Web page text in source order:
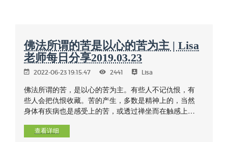
佛法所谓的苦是以心的苦为主 | Lisa
老师每日分享2019.03.23
2022-06-23 19:15:47 2441 Lisa
佛法所谓的苦，是以心的苦为主。有些人不记仇恨，有
些人会把仇恨收藏。苦的产生，多数是精神上的，当然
身体有疾病也是感受上的苦，或透过禅坐而在触感上觉
影响。
查看详细